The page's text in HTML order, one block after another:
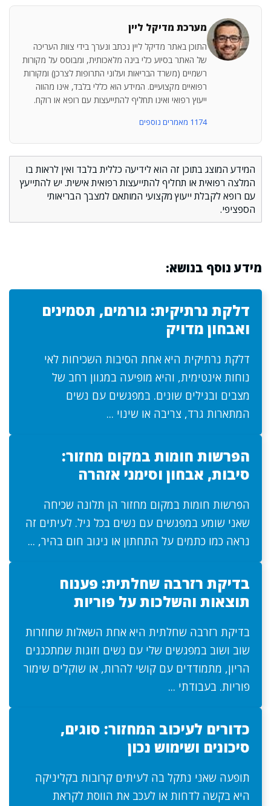
מערכת מדיקל ליין
התוכן באתר מדיקל ליין נכתב ונערך בידי צוות העריכה
של האתר בסיוע כלי בינה מלאכותית, ומבוסס על מקורות
רשמיים (משרד הבריאות ועלוני התרופות לצרכן) ומקורות
רפואיים מקצועיים. המידע הוא כללי בלבד, אינו מהווה
ייעוץ רפואי ואינו תחליף להתייעצות עם רופא או רוקח.
1174 מאמרים נוספים
המידע המוצג בתוכן זה הוא לידיעה כללית בלבד ואין לראות בו
המלצה רפואית או תחליף להתייעצות רפואית אישית. יש להתייעץ
עם רופא לקבלת ייעוץ מקצועי המותאם למצבך הבריאותי
הספציפי.
מידע נוסף בנושא:
דלקת נרתיקית: גורמים, תסמינים
ואבחון מדויק
דלקת נרתיקית היא אחת הסיבות השכיחות לאי
נוחות אינטימית, והיא מופיעה במגוון רחב של
מצבים ובגילים שונים. במפגשים עם נשים
המתארות גרד, צריבה או שינוי ...
הפרשות חומות במקום מחזור:
סיבות, אבחון וסימני אזהרה
הפרשות חומות במקום מחזור הן תלונה שכיחה
שאני שומע במפגשים עם נשים בכל גיל. לעיתים זה
נראה כמו כתמים על התחתון או ניגוב חום בהיר, ...
בדיקת רזרבה שחלתית: פענוח
תוצאות והשלכות על פוריות
בדיקת רזרבה שחלתית היא אחת השאלות שחוזרות
שוב ושוב במפגשים שלי עם נשים וזוגות שמתכננים
הריון, מתמודדים עם קושי להרות, או שוקלים שימור
פוריות. בעבודתי ...
כדורים לעיכוב המחזור: סוגים,
סיכונים ושימוש נכון
תופעה שאני נתקל בה לעיתים קרובות בקליניקה
היא בקשה לדחות או לעכב את הווסת לקראת